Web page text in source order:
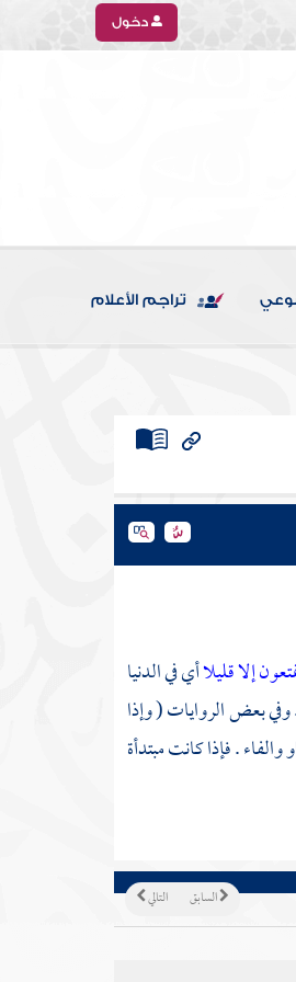
دخول
تراجم الأعلام
إلا قليلاأي في الدنيا
وفي بعض الروايات ( وإذا
. فإذا كانت مبتدأة
التالي السابق